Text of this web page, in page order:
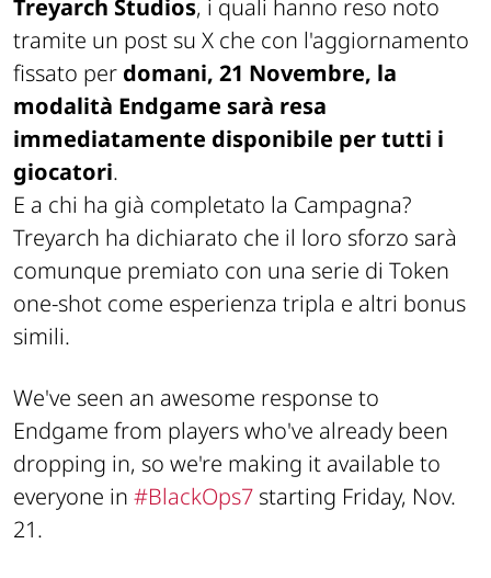
Treyarch Studios, i quali hanno reso noto
tramite un post su X che con l'aggiornamento
fissato per domani, 21 Novembre, la
modalità Endgame sarà resa
immediatamente disponibile per tutti i
giocatori.
E a chi ha già completato la Campagna?
Treyarch ha dichiarato che il loro sforzo sarà
comunque premiato con una serie di Token
one-shot come esperienza tripla e altri bonus
simili.
We've seen an awesome response to
Endgame from players who've already been
dropping in, so we're making it available to
everyone in #BlackOps7 starting Friday, Nov.
21.